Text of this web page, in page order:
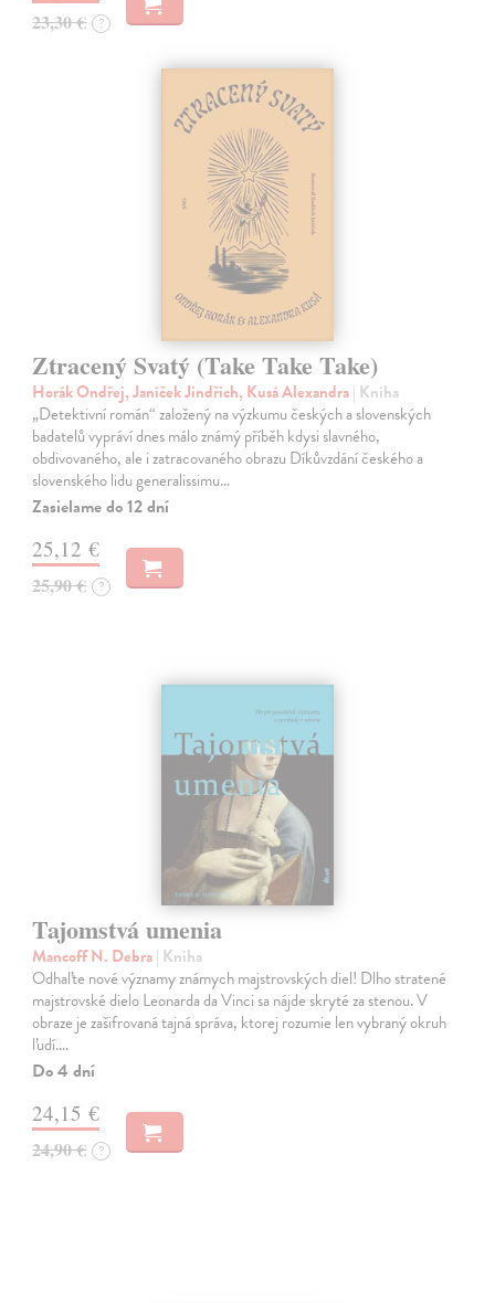
23,30 € ?
Ztracený Svatý (Take Take Take)
Horák Ondřej, Janíček Jindřich, Kusá Alexandra| Kniha
„Detektivní román“ založený na výzkumu českých a slovenských
badatelů vypráví dnes málo známý příběh kdysi slavného,
obdivovaného, ale i zatracovaného obrazu Díkůvzdání českého a
slovenského lidu generalissimu…
Zasielame do 12 dní
25,12 €
25,90 € ?
Tajomstvá umenia
Mancoff N. Debra| Kniha
Odhaľte nové významy známych majstrovských diel! Dlho stratené
majstrovské dielo Leonarda da Vinci sa nájde skryté za stenou. V
obraze je zašifrovaná tajná správa, ktorej rozumie len vybraný okruh
ľudí.…
Do 4 dní
24,15 €
24,90 € ?